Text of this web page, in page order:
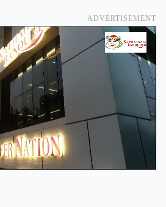
ADVERTISEMENT